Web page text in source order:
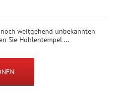
weitgehend unbekannten
Sie Höhlentempel ...